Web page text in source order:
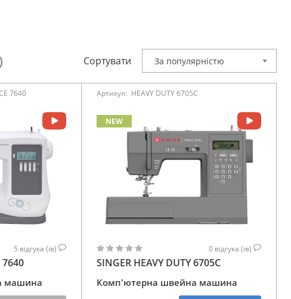
Сортувати За популярністю
7640
5 відгука (ів)
7640
машина
Артикул: HEAVY DUTY 6705C
NEW
0 відгука (ів)
SINGER HEAVY DUTY 6705C
Комп'ютерна швейна машина